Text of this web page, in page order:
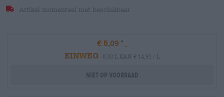
Artikel momenteel niet beschikbaar
€ 5,09
EINWEG
0,33 L KAN € 14,91 / L
Niet op voorraad